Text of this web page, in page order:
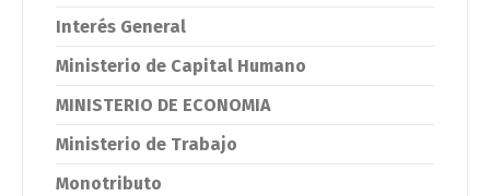
Interés General
Ministerio de Capital Humano
MINISTERIO DE ECONOMIA
Ministerio de Trabajo
Monotributo